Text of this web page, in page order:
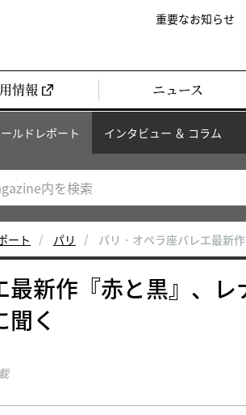
重要なお知らせ
情報 ニュース
ルドレポート インタビュー ＆ コラム
ート パリ パリ・オペラ座バレエ最新
新作『赤と黒』、レ
く